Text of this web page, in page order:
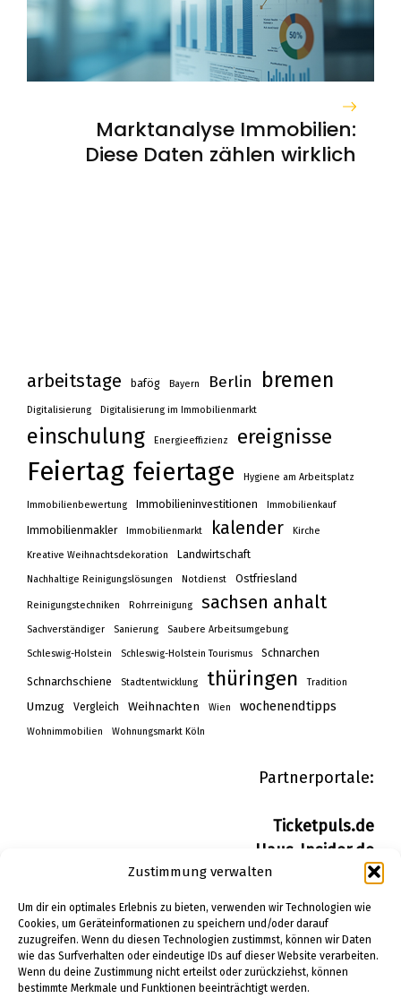
Zustimmung verwalten
Um dir ein optimales Erlebnis zu bieten, verwenden wir Technologien wie
Cookies, um Geräteinformationen zu speichern und/oder darauf
zuzugreifen. Wenn du diesen Technologien zustimmst, können wir Daten
wie das Surfverhalten oder eindeutige IDs auf dieser Website verarbeiten.
Wenn du deine Zustimmung nicht erteilst oder zurückziehst, können
bestimmte Merkmale und Funktionen beeinträchtigt werden.
Marktanalyse Immobilien:
Diese Daten zählen wirklich
arbeitstage bafög Bayern Berlin bremen
Digitalisierung Digitalisierung im Immobilienmarkt
einschulung Energieeffizienz ereignisse
Feiertag feiertage Hygiene am Arbeitsplatz
Immobilienbewertung Immobilieninvestitionen Immobilienkauf
Immobilienmakler Immobilienmarkt kalender Kirche
Kreative Weihnachtsdekoration Landwirtschaft
Nachhaltige Reinigungslösungen Notdienst Ostfriesland
Reinigungstechniken Rohrreinigung sachsen anhalt
Sachverständiger Sanierung Saubere Arbeitsumgebung
Schleswig-Holstein Schleswig-Holstein Tourismus Schnarchen
Schnarchschiene Stadtentwicklung thüringen Tradition
Umzug Vergleich Weihnachten Wien wochenendtipps
Wohnimmobilien Wohnungsmarkt Köln
Partnerportale:
Ticketpuls.de
Haus-Insider.de
Wohn-Insider.de
Bau-Insider.de
IMPRESSUM
DATENSCHUTZERKLÄRUNG
PINTEREST